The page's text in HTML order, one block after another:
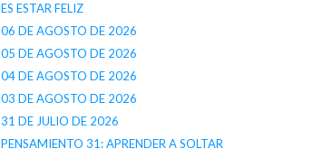
ES ESTAR FELIZ
06 DE AGOSTO DE 2026
05 DE AGOSTO DE 2026
04 DE AGOSTO DE 2026
03 DE AGOSTO DE 2026
31 DE JULIO DE 2026
PENSAMIENTO 31: APRENDER A SOLTAR